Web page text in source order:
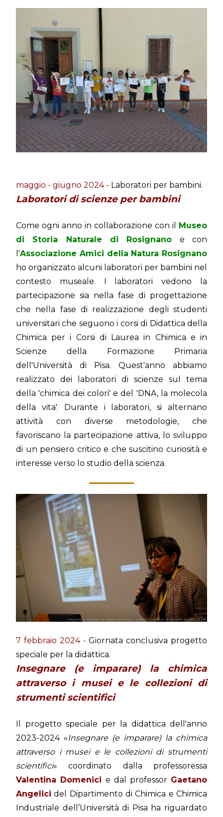
maggio - giugno 2024 - Laboratori per bambini.
Laboratori di scienze per bambini
Come ogni anno in collaborazione con il Museo
di Storia Naturale di Rosignano e con
l'Associazione Amici della Natura Rosignano
ho organizzato alcuni laboratori per bambini nel
contesto museale. I laboratori vedono la
partecipazione sia nella fase di progettazione
che nella fase di realizzazione degli studenti
universitari che seguono i corsi di Didattica della
Chimica per i Corsi di Laurea in Chimica e in
Scienze della Formazione Primaria
dell'Università di Pisa. Quest'anno abbiamo
realizzato dei laboratori di scienze sul tema
della 'chimica dei colori' e del 'DNA, la molecola
della vita'. Durante i laboratori, si alternano
attività con diverse metodologie, che
favoriscano la partecipazione attiva, lo sviluppo
di un pensiero critico e che suscitino curiosità e
interesse verso lo studio della scienza.
7 febbraio 2024 - Giornata conclusiva progetto
speciale per la didattica.
Insegnare (e imparare) la chimica
attraverso i musei e le collezioni di
strumenti scientifici
Il progetto speciale per la didattica dell'anno
2023-2024 «Insegnare (e imparare) la chimica
attraverso i musei e le collezioni di strumenti
scientifici» coordinato dalla professoressa
Valentina Domenici e dal professor Gaetano
Angelici del Dipartimento di Chimica e Chimica
Industriale dell’Università di Pisa ha riguardato